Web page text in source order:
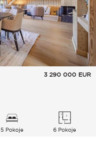
3 290 000 EUR
5 Pokoje 6 Pokoje